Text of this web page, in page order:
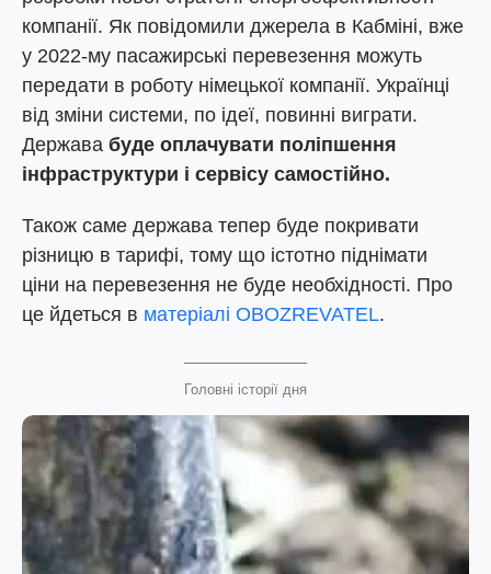
компанії. Як повідомили джерела в Кабміні, вже
у 2022-му пасажирські перевезення можуть
передати в роботу німецької компанії. Українці
від зміни системи, по ідеї, повинні виграти.
Держава буде оплачувати поліпшення
інфраструктури і сервісу самостійно.
Також саме держава тепер буде покривати
різницю в тарифі, тому що істотно піднімати
ціни на перевезення не буде необхідності. Про
це йдеться в матеріалі OBOZREVATEL.
Головні історії дня